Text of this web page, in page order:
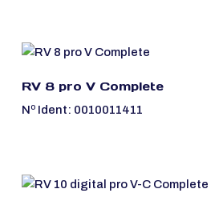
RV 8 pro V Complete
Nº Ident: 0010011411